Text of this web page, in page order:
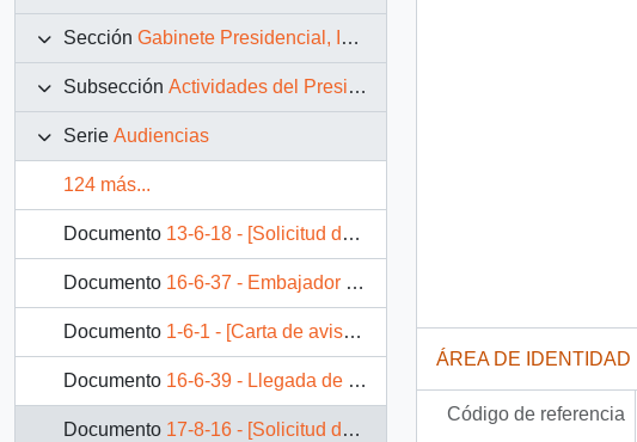
Sección Gabinete Presidencial, Instituciones y Servicios
Subsección Actividades del Presidente
Serie Audiencias
124 más...
Documento 13-6-18 - [Solicitud de audiencia para Sr. Gonzalo Duarte, Alcalde de la Florida]
Documento 16-6-37 - Embajador de Ecuador solicita audiencia con el presidente en 1992
Documento 1-6-1 - [Carta de aviso reunión ordinaria de Consejo de Gabinete y Acta de Consejo de Gabinete 28.01.93]
Documento 16-6-39 - Llegada de personas de la Delegación Parlamentaria en América Latina en 1992
Documento 17-8-16 - [Solicitud de audiencia al Presidente de la República de Don Fernando Zegers].
ÁREA DE IDENTIDAD
Código de referencia